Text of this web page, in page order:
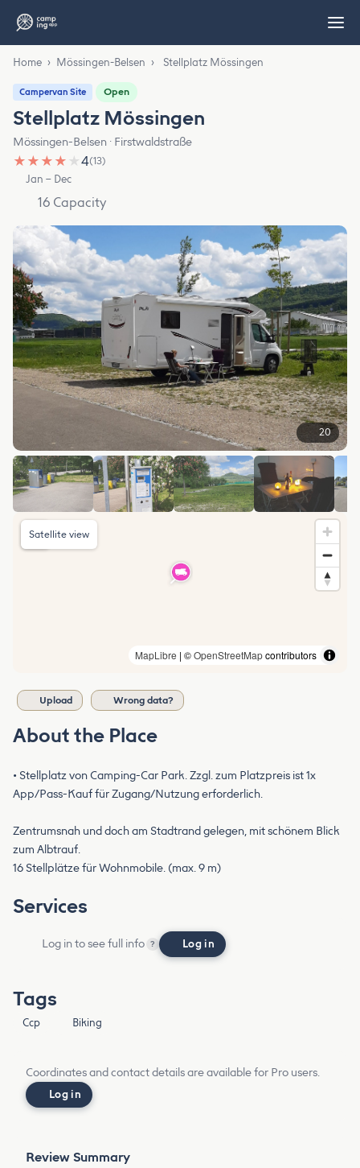
Home › Mössingen-Belsen › Stellplatz Mössingen
Campervan Site Open
Stellplatz Mössingen
Mössingen-Belsen · Firstwaldstraße
★ ★ ★ ★ ★4(13)
Jan – Dec
16 Capacity
20
MapLibre | ©OpenStreetMapcontributors
Satellite view
Upload Wrong data?
About the Place
• Stellplatz von Camping-Car Park. Zzgl. zum Platzpreis ist 1x
App/Pass-Kauf für Zugang/Nutzung erforderlich.
Zentrumsnah und doch am Stadtrand gelegen, mit schönem Blick
zum Albtrauf.
16 Stellplätze für Wohnmobile. (max. 9 m)
Services
Log in to see full info ? Log in
Tags
Ccp Biking
Coordinates and contact details are available for Pro users.
Log in
Review Summary